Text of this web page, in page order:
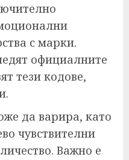
с марки.
официалните
тези кодове,
да варира, като
чувствителни
Важно е